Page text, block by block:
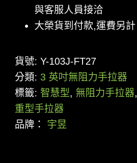
與客服人員接洽
大榮貨到付款,運費另計
貨號: Y-103J-FT27
分類: 3 英吋無阻力手拉器
標籤: 智慧型, 無阻力手拉器,
重型手拉器
品牌： 宇昱